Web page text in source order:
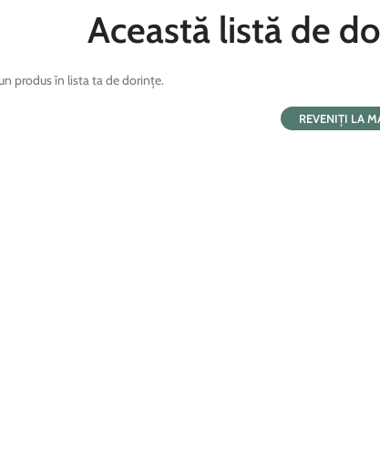
Această listă de
produs în lista ta de dorințe.
REVENIȚI LA